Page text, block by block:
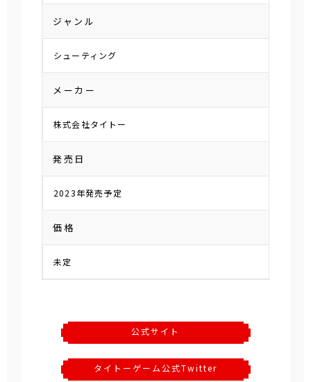
ジャンル
シューティング
メーカー
株式会社タイトー
発売日
2023年発売予定
価格
未定
公式サイト
タイトーゲーム公式Twitter